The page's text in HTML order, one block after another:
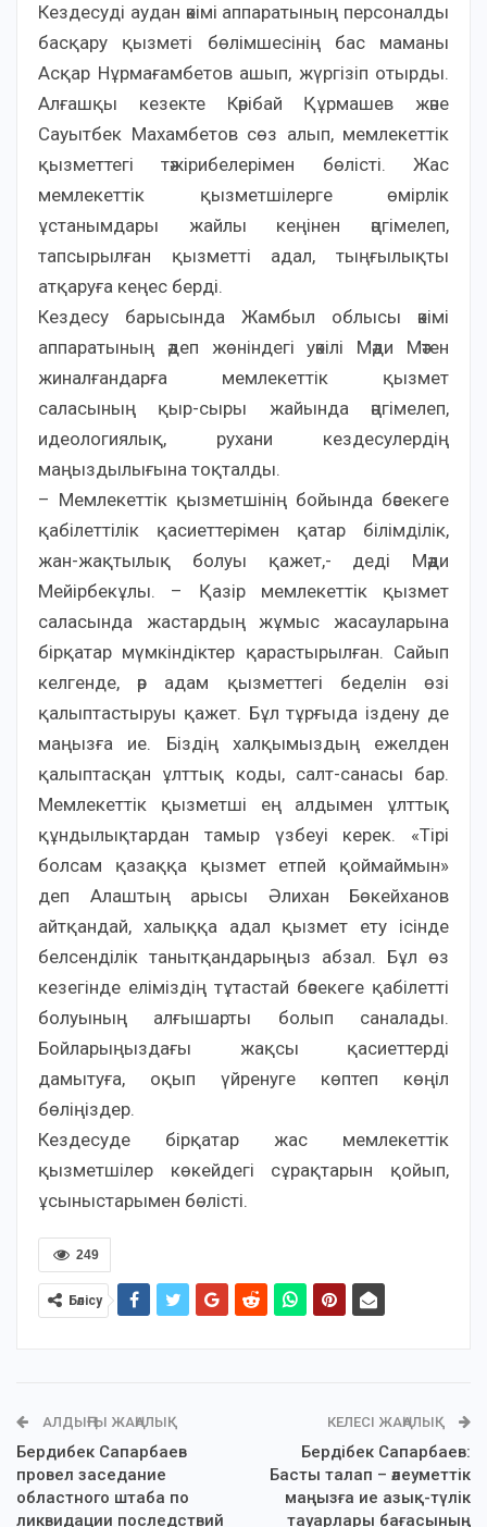
Кездесуді аудан әкімі аппаратының персоналды
басқару қызметі бөлімшесінің бас маманы
Асқар Нұрмағамбетов ашып, жүргізіп отырды.
Алғашқы кезекте Кәрібай Құрмашев және
Сауытбек Махамбетов сөз алып, мемлекеттік
қызметтегі тәжірибелерімен бөлісті. Жас
мемлекеттік қызметшілерге өмірлік
ұстанымдары жайлы кеңінен әңгімелеп,
тапсырылған қызметті адал, тыңғылықты
атқаруға кеңес берді.
Кездесу барысында Жамбыл облысы әкімі
аппаратының әдеп жөніндегі уәкілі Мәди Мәтен
жиналғандарға мемлекеттік қызмет
саласының қыр-сыры жайында әңгімелеп,
идеологиялық, рухани кездесулердің
маңыздылығына тоқталды.
– Мемлекеттік қызметшінің бойында бәсекеге
қабілеттілік қасиеттерімен қатар білімділік,
жан-жақтылық болуы қажет,- деді Мәди
Мейірбекұлы. – Қазір мемлекеттік қызмет
саласында жастардың жұмыс жасауларына
бірқатар мүмкіндіктер қарастырылған. Сайып
келгенде, әр адам қызметтегі беделін өзі
қалыптастыруы қажет. Бұл тұрғыда іздену де
маңызға ие. Біздің халқымыздың ежелден
қалыптасқан ұлттық коды, салт-санасы бар.
Мемлекеттік қызметші ең алдымен ұлттық
құндылықтардан тамыр үзбеуі керек. «Тірі
болсам қазаққа қызмет етпей қоймаймын»
деп Алаштың арысы Әлихан Бөкейханов
айтқандай, халыққа адал қызмет ету ісінде
белсенділік танытқандарыңыз абзал. Бұл өз
кезегінде еліміздің тұтастай бәсекеге қабілетті
болуының алғышарты болып саналады.
Бойларыңыздағы жақсы қасиеттерді
дамытуға, оқып үйренуге көптеп көңіл
бөліңіздер.
Кездесуде бірқатар жас мемлекеттік
қызметшілер көкейдегі сұрақтарын қойып,
ұсыныстарымен бөлісті.
249
Бөлісу
АЛДЫҢҒЫ ЖАҢАЛЫҚ
Бердибек Сапарбаев
провел заседание
областного штаба по
ликвидации последствий
КЕЛЕСІ ЖАҢАЛЫҚ
Бердібек Сапарбаев:
Басты талап – әлеуметтік
маңызға ие азық-түлік
тауарлары бағасының